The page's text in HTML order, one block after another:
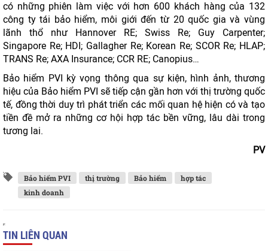
có những phiên làm việc với hơn 600 khách hàng của 132
công ty tái bảo hiểm, môi giới đến từ 20 quốc gia và vùng
lãnh thổ như Hannover RE; Swiss Re; Guy Carpenter;
Singapore Re; HDI; Gallagher Re; Korean Re; SCOR Re; HLAP;
TRANS Re; AXA Insurance; CCR RE; Canopius…
Bảo hiểm PVI kỳ vọng thông qua sự kiện, hình ảnh, thương
hiệu của Bảo hiểm PVI sẽ tiếp cận gần hơn với thị trường quốc
tế, đồng thời duy trì phát triển các mối quan hệ hiện có và tạo
tiền đề mở ra những cơ hội hợp tác bền vững, lâu dài trong
tương lai.
PV
Bảo hiểm PVI thị trường Bảo hiểm
hợp tác
kinh doanh
TIN LIÊN QUAN